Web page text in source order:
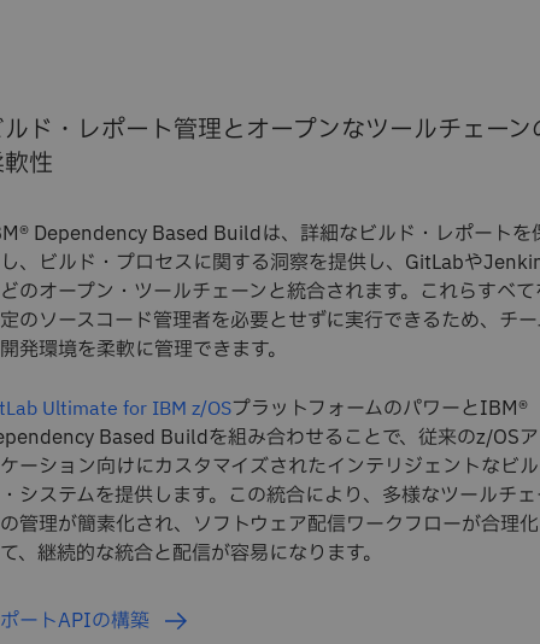
ド・レポート管理とオープンなツールチェーン
性
Dependency Based Buildは、詳細なビルド・レポートを
、ビルド・プロセスに関する洞察を提供し、GitLabや
のオープン・ツールチェーンと統合されます。これらすべ
のソースコード管理者を必要とせずに実行できるため、チ
発環境を柔軟に管理できます。
Ultimate for IBM z/OSプラットフォームのパワーとIBM®
Based Buildを組み合わせることで、従来のz/OS
ーション向けにカスタマイズされたインテリジェントなビル
システムを提供します。この統合により、多様なツールチ
管理が簡素化され、ソフトウェア配信ワークフローが合理
、継続的な統合と配信が容易になります。
ートAPIの構築